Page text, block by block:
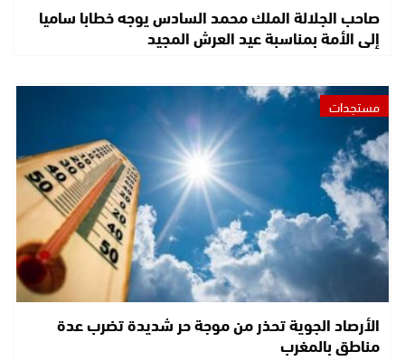
صاحب الجلالة الملك محمد السادس يوجه خطابا ساميا
إلى الأمة بمناسبة عيد العرش المجيد
مستجدات
الأرصاد الجوية تحذر من موجة حر شديدة تضرب عدة
مناطق بالمغرب